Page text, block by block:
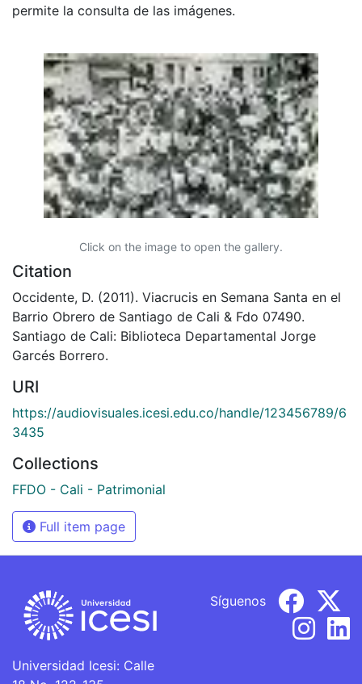
permite la consulta de las imágenes.
Click on the image to open the gallery.
Citation
Occidente, D. (2011). Viacrucis en Semana Santa en el
Barrio Obrero de Santiago de Cali & Fdo 07490.
Santiago de Cali: Biblioteca Departamental Jorge
Garcés Borrero.
URI
https://audiovisuales.icesi.edu.co/handle/123456789/6
3435
Collections
FFDO - Cali - Patrimonial
Full item page
Universidad Icesi: Calle
Síguenos